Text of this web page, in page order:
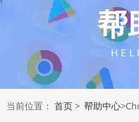
帮
H E
当前位置： 首页> 帮助中心